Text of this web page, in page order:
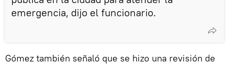
emergencia, dijo el funcionario.
Gómez también señaló que se hizo una revisión de